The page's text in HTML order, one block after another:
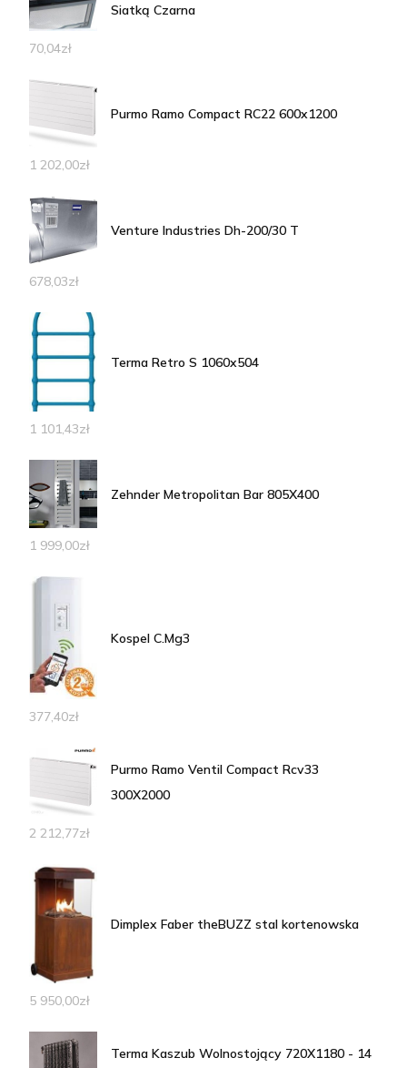
Siatką Czarna
70,04zł
Purmo Ramo Compact RC22 600x1200
1 202,00zł
Venture Industries Dh-200/30 T
678,03zł
Terma Retro S 1060x504
1 101,43zł
Zehnder Metropolitan Bar 805X400
1 999,00zł
Kospel C.Mg3
377,40zł
Purmo Ramo Ventil Compact Rcv33
300X2000
2 212,77zł
Dimplex Faber theBUZZ stal kortenowska
5 950,00zł
Terma Kaszub Wolnostojący 720X1180 - 14